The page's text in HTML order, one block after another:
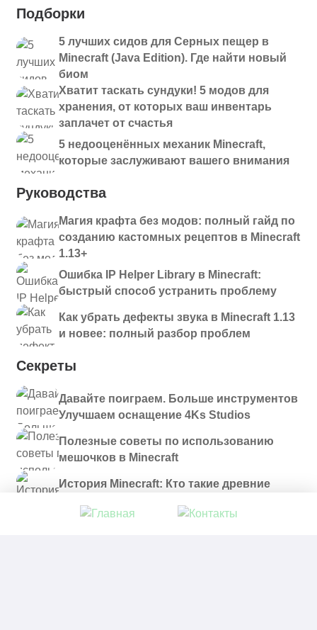
Подборки
5 лучших сидов для Серных пещер в
Minecraft (Java Edition). Где найти новый
биом
Хватит таскать сундуки! 5 модов для
хранения, от которых ваш инвентарь
заплачет от счастья
5 недооценённых механик Minecraft,
которые заслуживают вашего внимания
Руководства
Магия крафта без модов: полный гайд по
созданию кастомных рецептов в Minecraft
1.13+
Ошибка IP Helper Library в Minecraft:
быстрый способ устранить проблему
Как убрать дефекты звука в Minecraft 1.13
и новее: полный разбор проблем
Секреты
Давайте поиграем. Больше инструментов
Улучшаем оснащение 4Ks Studios
Полезные советы по использованию
мешочков в Minecraft
История Minecraft: Кто такие древние